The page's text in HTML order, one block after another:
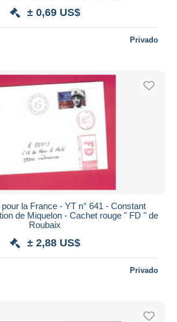
± 0,69 US$
Privado
la France - YT n° 641 - Constant
de Miquelon - Cachet rouge " FD " de
Roubaix
± 2,88 US$
Privado